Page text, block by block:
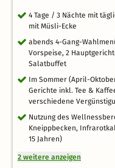
4 Tage / 3 Nächte mit
mit Müsli-Ecke
abends 4-Gang-
Vorspeise, 2
Salatbuffet
Im Sommer (April-
Gerichte inkl. Tee &
verschiedene
Nutzung des
Kneippbecken,
15 Jahren)
2 weitere anzeigen